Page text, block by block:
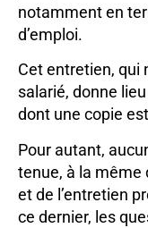
notamment en
d’emploi.
Cet entretien, qui
salarié, donne
dont une copie
Pour autant,
tenue, à la même
et de l’entretien
ce dernier, les